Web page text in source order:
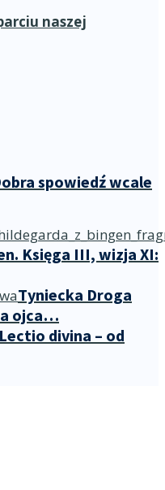
naszej
spowiedź wcale
Księga III, wizja XI:
Tyniecka Droga
ojca…
Lectio divina – od